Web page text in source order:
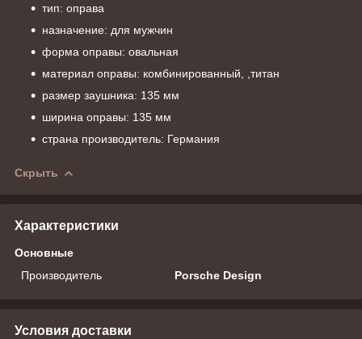
тип: оправа
назначение: для мужчин
форма оправы: овальная
материал оправы: комбинированный, ,титан
размер заушника: 135 мм
ширина оправы: 135 мм
страна производитель: Германия
Скрыть
Характеристики
Основные
Производитель
Porsche Design
Условия доставки